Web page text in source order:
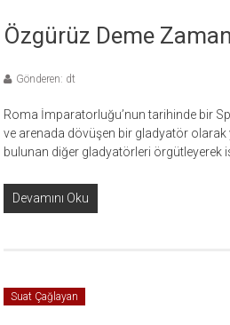
Özgürüz Deme
Gönderen: dt
Roma İmparatorluğu’nun tarihinde bir
ve arenada dövüşen bir gladyatör olarak
bulunan diğer gladyatörleri örgütleyerek
Devamını Oku
Suat Çağlayan